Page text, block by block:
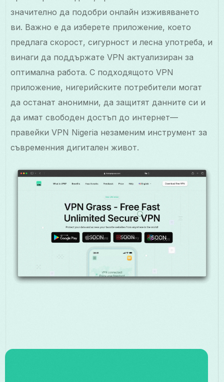
значително да подобри онлайн изживяването
ви. Важно е да изберете приложение, което
предлага скорост, сигурност и лесна употреба, и
винаги да поддържате VPN актуализиран за
оптимална работа. С подходящото VPN
приложение, нигерийските потребители могат
да останат анонимни, да защитят данните си и
да имат свободен достъп до интернет—
правейки VPN Nigeria незаменим инструмент за
съвременния дигитален живот.